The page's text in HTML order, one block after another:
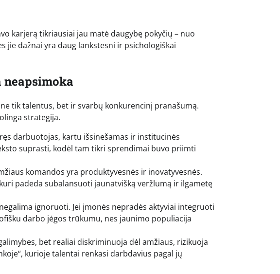
karjerą tikriausiai jau matė daugybę pokyčių – nuo
dažnai yra daug lankstesni ir psichologiškai
tik talentus, bet ir svarbų konkurencinį pranašumą.
strategija.
darbuotojas, kartu išsinešamas ir institucinės
suprasti, kodėl tam tikri sprendimai buvo priimti
komandos yra produktyvesnės ir inovatyvesnės.
padeda subalansuoti jaunatvišką veržlumą ir ilgametę
ignoruoti. Jei įmonės nepradės aktyviai integruoti
darbo jėgos trūkumu, nes jaunimo populiacija
bet realiai diskriminuoja dėl amžiaus, rizikuoja
kurioje talentai renkasi darbdavius pagal jų